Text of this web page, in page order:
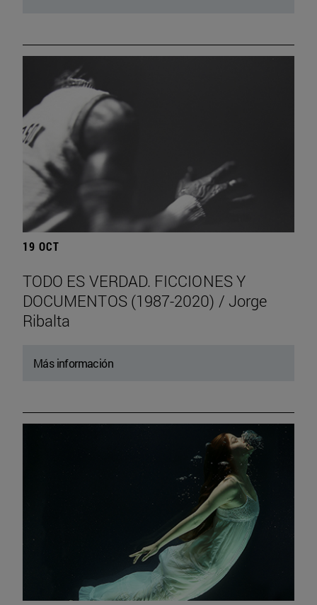
19 OCT
TODO ES VERDAD. FICCIONES Y
DOCUMENTOS (1987-2020) / Jorge
Ribalta
Más información